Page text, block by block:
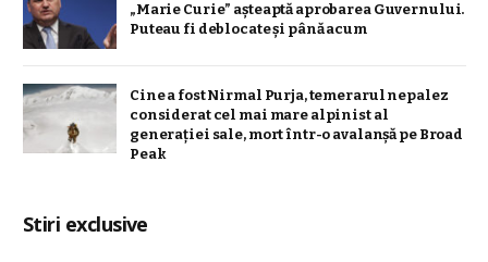
„Marie Curie” așteaptă aprobarea Guvernului.
Puteau fi deblocate și până acum
Cine a fost Nirmal Purja, temerarul nepalez
considerat cel mai mare alpinist al
generației sale, mort într-o avalanșă pe Broad
Peak
Stiri exclusive